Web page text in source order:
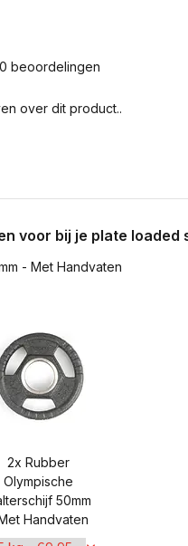
beoordelingen
over dit product..
voor bij je plate loaded
- Met Handvaten
2x Rubber
Olympische
50mm
Handvaten